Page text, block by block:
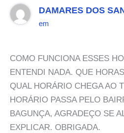
DAMARES DOS
em
COMO FUNCIONA ESSES
ENTENDI NADA. QUE
QUAL HORÁRIO CHEGA AO
HORÁRIO PASSA PELO
BAGUNÇA, AGRADEÇO SE
EXPLICAR. OBRIGADA.